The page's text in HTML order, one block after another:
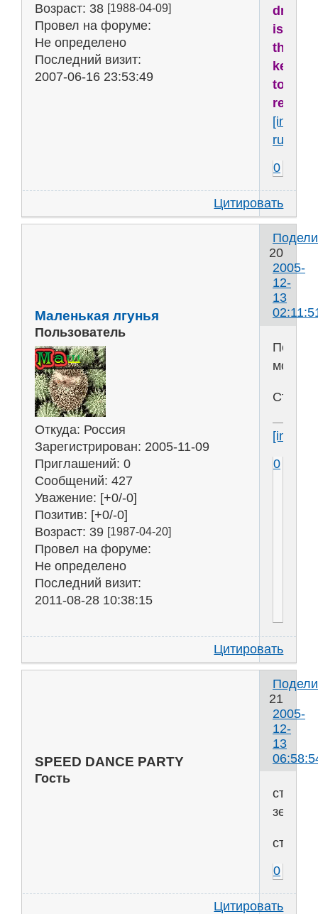
Возраст: 38 [1988-04-09]
Провел на форуме:
Не определено
Последний визит:
2007-06-16 23:53:49
dream
is
the
key
to
0
Цитировать
20
2005-
12-
13
Маленькая лгунья
Пользователь
Откуда: Россия
Зарегистрирован: 2005-11-09
Приглашений: 0
Сообщений: 427
Уважение: [+0/-0]
Позитив: [+0/-0]
Возраст: 39 [1987-04-20]
Провел на форуме:
Не определено
Последний визит:
2011-08-28 10:38:15
мораль
Ступня
0
Цитировать
21
2005-
12-
13
SPEED DANCE PARTY
Гость
ступня-
земля
страх
0
Цитировать